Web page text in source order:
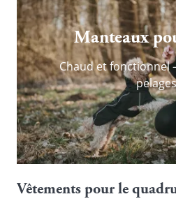
Manteaux
Chaud et fonctionnel
pelages
Vêtements pour le